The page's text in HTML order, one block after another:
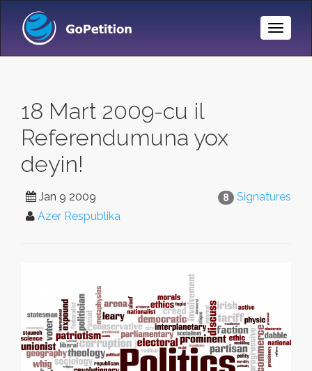
Toggle
18 Mart 2009-cu il
Referendumuna yox
deyin!
8 Signatures
Jan 9 2009
Azer Respublika